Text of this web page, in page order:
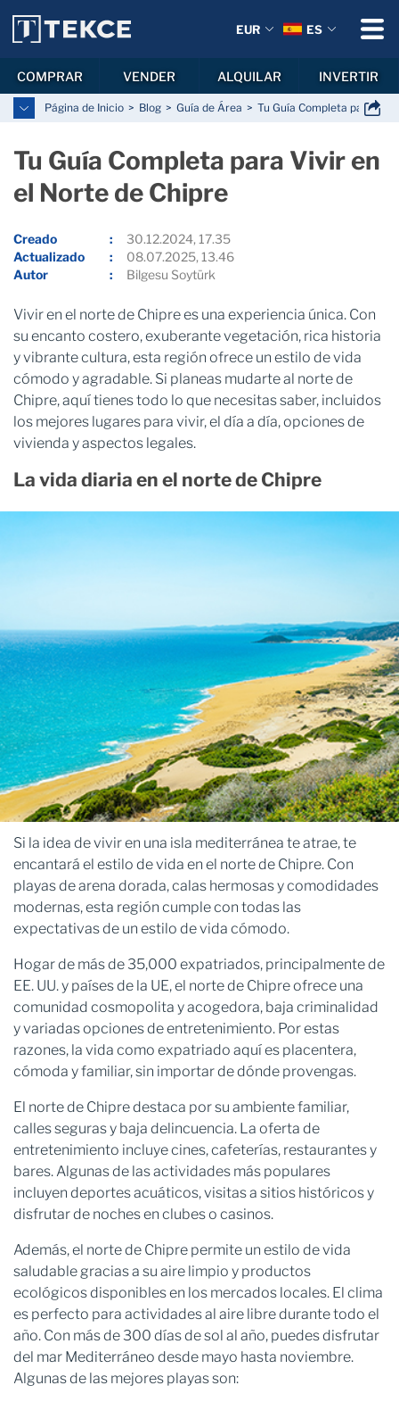
Página de Inicio Blog Guía de Área Tu Guía Completa para
Tu Guía Completa para Vivir en
el Norte de Chipre
Creado
30.12.2024, 17.35
Actualizado
08.07.2025, 13.46
Autor
Bilgesu Soytürk
Vivir en el norte de Chipre es una experiencia única. Con
su encanto costero, exuberante vegetación, rica historia
y vibrante cultura, esta región ofrece un estilo de vida
cómodo y agradable. Si planeas mudarte al norte de
Chipre, aquí tienes todo lo que necesitas saber, incluidos
los mejores lugares para vivir, el día a día, opciones de
vivienda y aspectos legales.
La vida diaria en el norte de Chipre
Si la idea de vivir en una isla mediterránea te atrae, te
encantará el estilo de vida en el norte de Chipre. Con
playas de arena dorada, calas hermosas y comodidades
modernas, esta región cumple con todas las
expectativas de un estilo de vida cómodo.
Hogar de más de 35,000 expatriados, principalmente de
EE. UU. y países de la UE, el norte de Chipre ofrece una
comunidad cosmopolita y acogedora, baja criminalidad
y variadas opciones de entretenimiento. Por estas
razones, la vida como expatriado aquí es placentera,
cómoda y familiar, sin importar de dónde provengas.
El norte de Chipre destaca por su ambiente familiar,
calles seguras y baja delincuencia. La oferta de
entretenimiento incluye cines, cafeterías, restaurantes y
bares. Algunas de las actividades más populares
incluyen deportes acuáticos, visitas a sitios históricos y
disfrutar de noches en clubes o casinos.
Además, el norte de Chipre permite un estilo de vida
saludable gracias a su aire limpio y productos
ecológicos disponibles en los mercados locales. El clima
es perfecto para actividades al aire libre durante todo el
año. Con más de 300 días de sol al año, puedes disfrutar
del mar Mediterráneo desde mayo hasta noviembre.
Algunas de las mejores playas son:
EUR ES
COMPRAR VENDER ALQUILAR INVERTIR